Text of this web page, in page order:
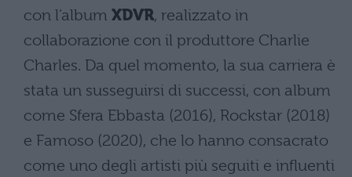
con l’album XDVR, realizzato in
collaborazione con il produttore Charlie
Charles. Da quel momento, la sua carriera è
stata un susseguirsi di successi, con album
come Sfera Ebbasta (2016), Rockstar (2018)
e Famoso (2020), che lo hanno consacrato
come uno degli artisti più seguiti e influenti